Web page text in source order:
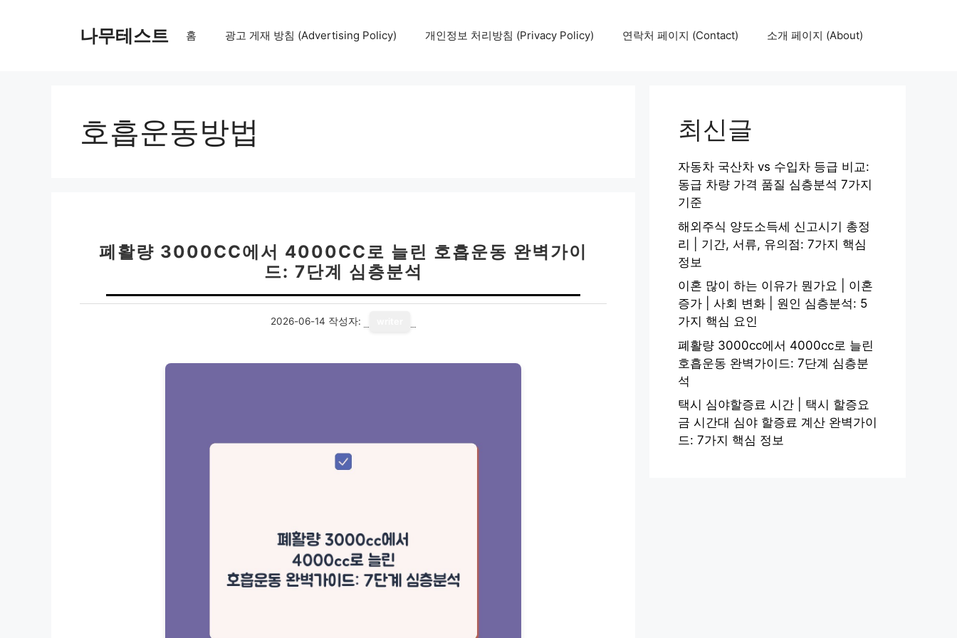
나무테스트 홈 광고 게재 방침 (Advertising Policy) 개인정보 처리방침 (Privacy Policy) 연락처 페이지 (Contact) 소개 페이지 (About)
호흡운동방법
폐활량 3000CC에서 4000CC로 늘린 호흡운동 완벽가이
드: 7단계 심층분석
2026-06-14 작성자:
최신글
자동차 국산차 vs 수입차 등급 비교:
동급 차량 가격 품질 심층분석 7가지
기준
해외주식 양도소득세 신고시기 총정
리 | 기간, 서류, 유의점: 7가지 핵심
정보
이혼 많이 하는 이유가 뭔가요 | 이혼
증가 | 사회 변화 | 원인 심층분석: 5
가지 핵심 요인
폐활량 3000cc에서 4000cc로 늘린
호흡운동 완벽가이드: 7단계 심층분
석
택시 심야할증료 시간 | 택시 할증요
금 시간대 심야 할증료 계산 완벽가이
드: 7가지 핵심 정보